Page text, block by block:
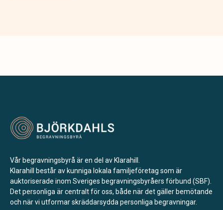
Vår begravningsbyrå är en del av Klarahill.
Klarahill består av kunniga lokala familjeföretag som är
auktoriserade inom Sveriges begravningsbyråers förbund (SBF).
Det personliga är centralt för oss, både när det gäller bemötande
och när vi utformar skräddarsydda personliga begravningar.